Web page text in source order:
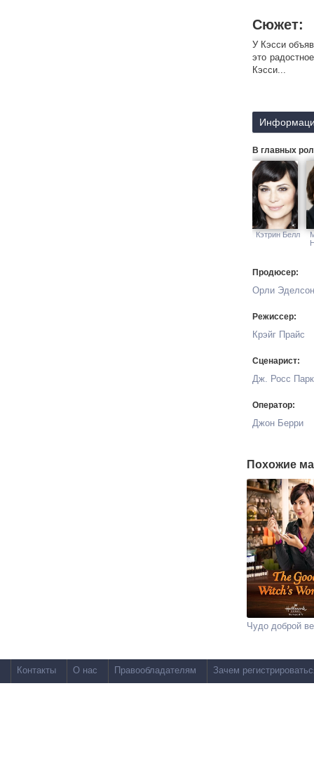
Сюжет:
У Кэсси
это
Кэсси...
В главных
Кэтрин Белл
Продюсер:
Орли Эделсон
Режиссер:
Крэйг Прайс
Сценарист:
Дж. Росс
Оператор:
Джон Берри
Похожие
Чудо доброй
Контакты О нас Правообладателям Зачем